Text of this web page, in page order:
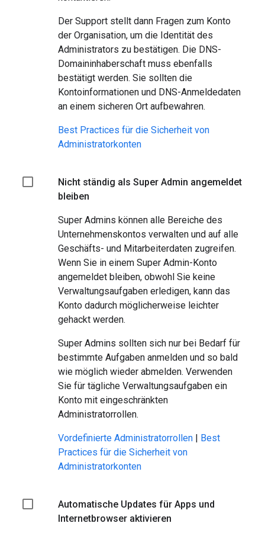
Der Support stellt dann Fragen zum Konto
der Organisation, um die Identität des
Administrators zu bestätigen. Die DNS-
Domaininhaberschaft muss ebenfalls
bestätigt werden. Sie sollten die
Kontoinformationen und DNS-Anmeldedaten
an einem sicheren Ort aufbewahren.
Best Practices für die Sicherheit von
Administratorkonten
Nicht ständig als Super Admin angemeldet
bleiben
Super Admins können alle Bereiche des
Unternehmenskontos verwalten und auf alle
Geschäfts- und Mitarbeiterdaten zugreifen.
Wenn Sie in einem Super Admin-Konto
angemeldet bleiben, obwohl Sie keine
Verwaltungsaufgaben erledigen, kann das
Konto dadurch möglicherweise leichter
gehackt werden.
Super Admins sollten sich nur bei Bedarf für
bestimmte Aufgaben anmelden und so bald
wie möglich wieder abmelden. Verwenden
Sie für tägliche Verwaltungsaufgaben ein
Konto mit eingeschränkten
Administratorrollen.
Vordefinierte Administratorrollen | Best
Practices für die Sicherheit von
Administratorkonten
Automatische Updates für Apps und
Internetbrowser aktivieren